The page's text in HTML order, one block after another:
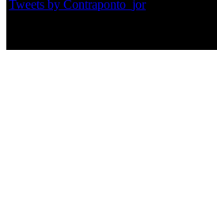
Tweets by Contraponto_jor